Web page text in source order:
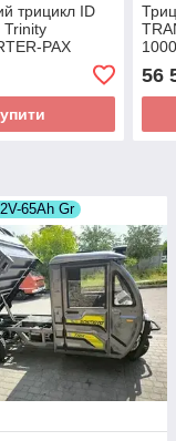
трицикл ID
Trinity
PAX
40Ah LiFePO4
56
65Ah Gr